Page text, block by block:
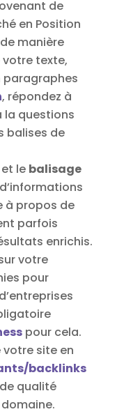
de
en Position
manière
texte,
paragraphes
, répondez à
la questions
balises de
le balisage
à propos de
parfois
enrichis.
votre
pour
pour cela.
site en
backlinks
qualité